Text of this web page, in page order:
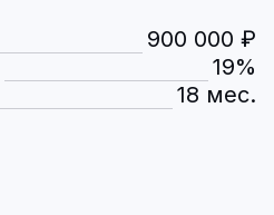
900 000 ₽
19%
18 мес.